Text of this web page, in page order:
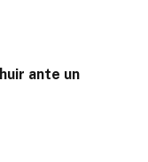
ante un